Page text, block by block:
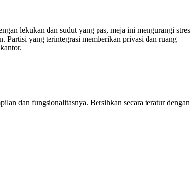
lekukan dan sudut yang pas, meja ini mengurangi stres
Partisi yang terintegrasi memberikan privasi dan ruang
dan fungsionalitasnya. Bersihkan secara teratur dengan